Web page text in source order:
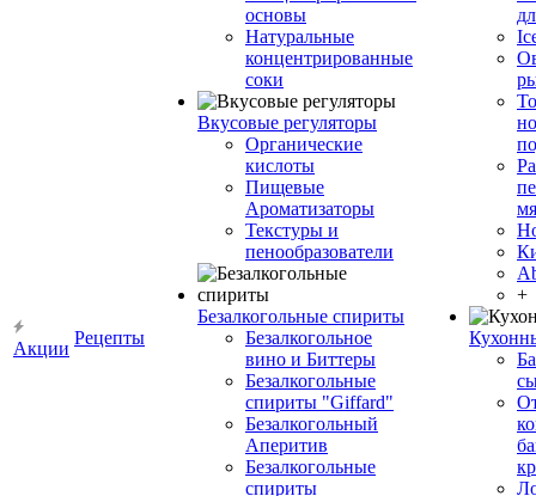
Акции
Рецепты
основы
Натуральные
концентрированные
соки
Вкусовые регуляторы
Органические
кислоты
Пищевые
Ароматизаторы
Текстуры и
пенообразователи
Безалкогольные спириты
Безалкогольное
вино и Биттеры
Безалкогольные
спириты "Giffard"
Безалкогольный
Аперитив
Безалкогольные
спириты
+